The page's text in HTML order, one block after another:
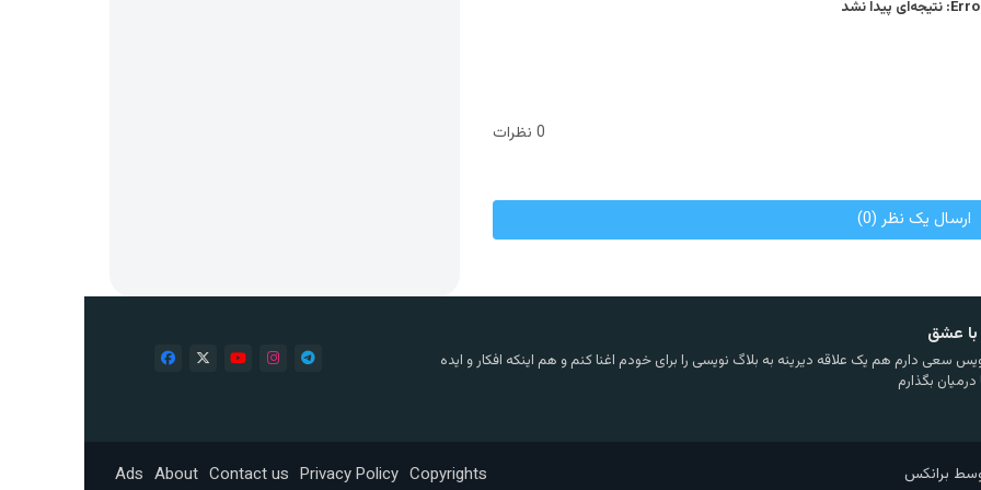
نتیجه‌ای پیدا نشد
0 نظرات
ارسال یک نظر (0)
عشق
سعی دارم هم یک علاقه دیرینه به بلاگ نویسی را برای خودم اغنا کنم و هم اینکه افکار و ایده
بگذارم
برانکس Ads About Contact us Privacy Policy Copyrights